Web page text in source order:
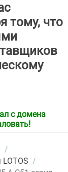
тому, что
с домена
/
/